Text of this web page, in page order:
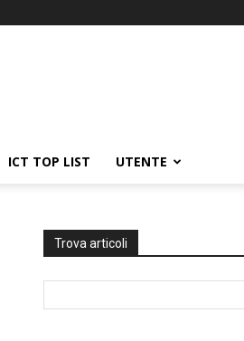
ICT TOP LIST UTENTE
Trova articoli